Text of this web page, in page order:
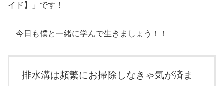
イド】」です！
今日も僕と一緒に学んで生きましょう！！
排水溝は頻繁にお掃除しなきゃ気が済ま